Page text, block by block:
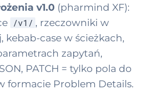
Procure-to-Pay i
ESM
Faktura (Invoice)
WMS
Scenariusz
skierowania
Scenariusz
orzeczenia
v1.0 (pharmind XF):
/v1/ , rzeczowniki w
kebab-case w ścieżkach,
zapytań,
PATCH = tylko pola do
formacie Problem Details.